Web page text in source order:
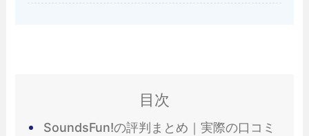
目次
SoundsFun!の評判まとめ｜実際の口コミ